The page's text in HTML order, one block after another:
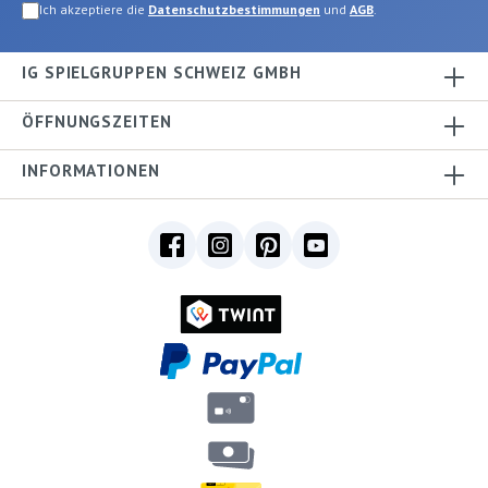
Ich akzeptiere die Datenschutzbestimmungen und AGB.
IG SPIELGRUPPEN SCHWEIZ GMBH
ÖFFNUNGSZEITEN
INFORMATIONEN